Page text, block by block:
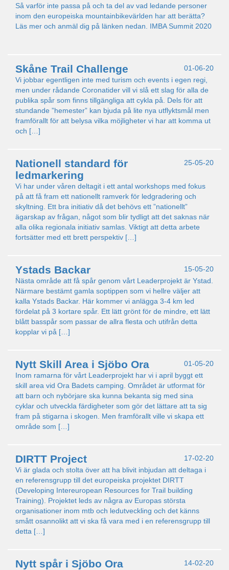
Så varför inte passa på och ta del av vad ledande personer
inom den europeiska mountainbikevärlden har att berätta?
Läs mer och anmäl dig på länken nedan. IMBA Summit 2020
01-06-20
Skåne Trail Challenge
Vi jobbar egentligen inte med turism och events i egen regi,
men under rådande Coronatider vill vi slå ett slag för alla de
publika spår som finns tillgängliga att cykla på. Dels för att
stundande ”hemester” kan bjuda på lite nya utflyktsmål men
framförallt för att belysa vilka möjligheter vi har att komma ut
och […]
25-05-20
Nationell standard för
ledmarkering
Vi har under våren deltagit i ett antal workshops med fokus
på att få fram ett nationellt ramverk för ledgradering och
skyltning. Ett bra initiativ då det behövs ett ”nationellt”
ägarskap av frågan, något som blir tydligt att det saknas när
alla olika regionala initiativ samlas. Viktigt att detta arbete
fortsätter med ett brett perspektiv […]
15-05-20
Ystads Backar
Nästa område att få spår genom vårt Leaderprojekt är Ystad.
Närmare bestämt gamla soptippen som vi hellre väljer att
kalla Ystads Backar. Här kommer vi anlägga 3-4 km led
fördelat på 3 kortare spår. Ett lätt grönt för de mindre, ett lätt
blått basspår som passar de allra flesta och utifrån detta
kopplar vi på […]
01-05-20
Nytt Skill Area i Sjöbo Ora
Inom ramarna för vårt Leaderprojekt har vi i april byggt ett
skill area vid Ora Badets camping. Området är utformat för
att barn och nybörjare ska kunna bekanta sig med sina
cyklar och utveckla färdigheter som gör det lättare att ta sig
fram på stigarna i skogen. Men framförallt ville vi skapa ett
område som […]
17-02-20
DIRTT Project
Vi är glada och stolta över att ha blivit inbjudan att deltaga i
en referensgrupp till det europeiska projektet DIRTT
(Developing Intereuropean Resources for Trail building
Training). Projektet leds av några av Europas största
organisationer inom mtb och ledutveckling och det känns
smått osannolikt att vi ska få vara med i en referensgrupp till
detta […]
14-02-20
Nytt spår i Sjöbo Ora